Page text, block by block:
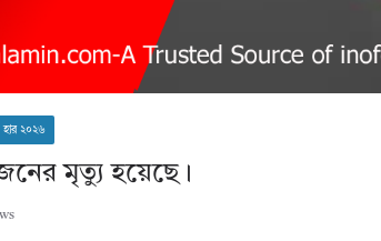
হার ২০২৬
মৃত্যু হয়েছে।